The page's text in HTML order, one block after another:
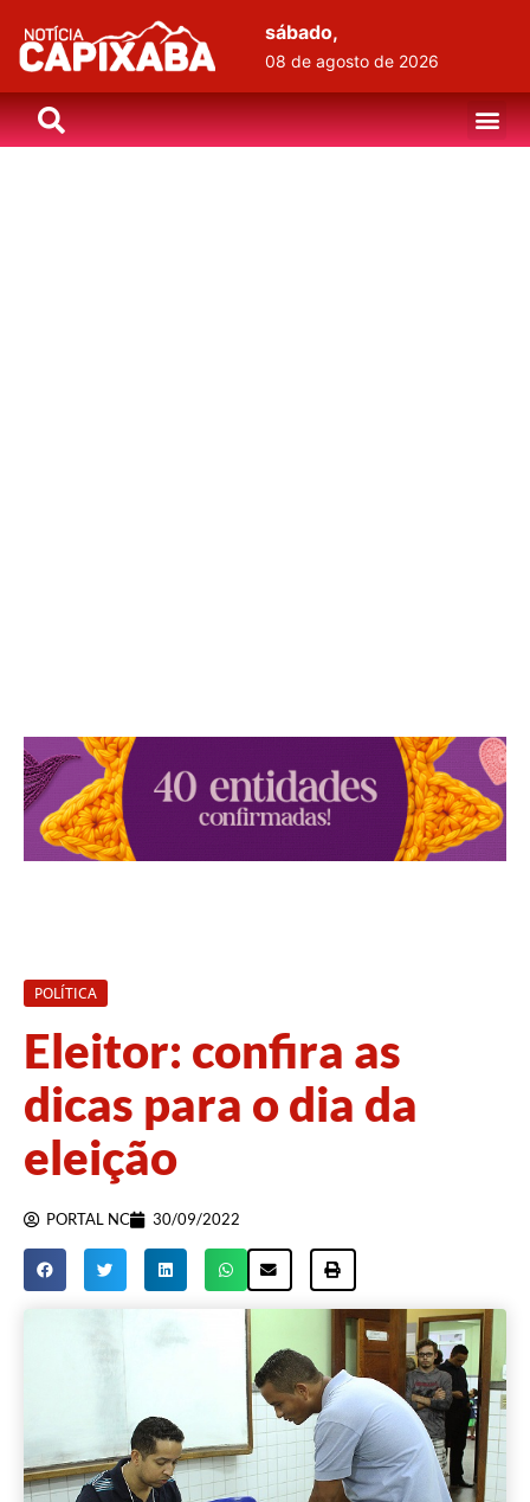
sábado,
08 de agosto de 2026
POLÍTICA
Eleitor: confira as
dicas para o dia da
eleição
PORTAL NC 30/09/2022